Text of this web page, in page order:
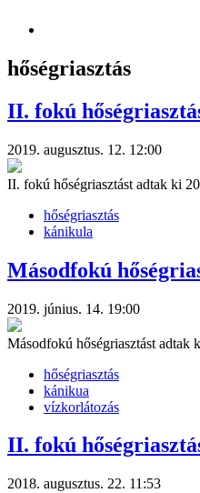
hőségriasztás
II. fokú
2019. augusztus. 12. 12:00
II. fokú hőségriasztást adtak ki
hőségriasztás
kánikula
Másodfokú
2019. június. 14. 19:00
Másodfokú hőségriasztást adtak
hőségriasztás
kánikua
vízkorlátozás
II. fokú
2018. augusztus. 22. 11:53